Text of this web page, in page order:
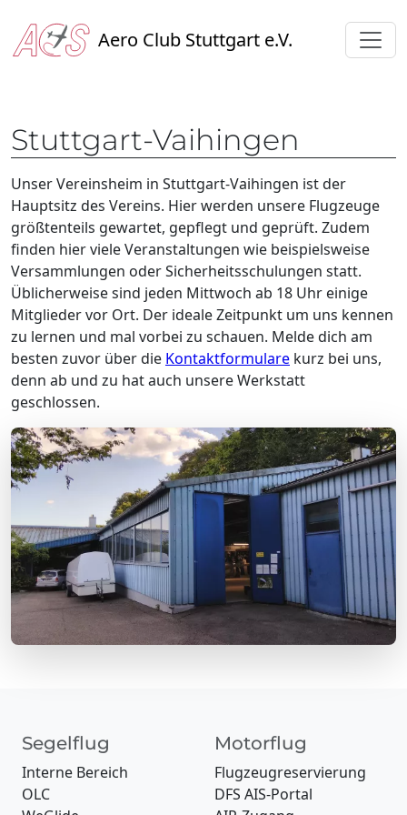
Aero Club Stuttgart e.V.
Stuttgart-Vaihingen
Unser Vereinsheim in Stuttgart-Vaihingen ist der
Hauptsitz des Vereins. Hier werden unsere Flugzeuge
größtenteils gewartet, gepflegt und geprüft. Zudem
finden hier viele Veranstaltungen wie beispielsweise
Versammlungen oder Sicherheitsschulungen statt.
Üblicherweise sind jeden Mittwoch ab 18 Uhr einige
Mitglieder vor Ort. Der ideale Zeitpunkt um uns kennen
zu lernen und mal vorbei zu schauen. Melde dich am
besten zuvor über die Kontaktformulare kurz bei uns,
denn ab und zu hat auch unsere Werkstatt
geschlossen.
Segelflug
Interne Bereich
OLC
Motorflug
Flugzeugreservierung
DFS AIS-Portal